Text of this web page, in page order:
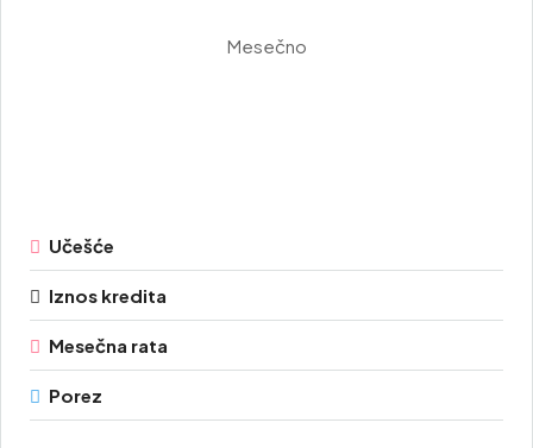
Mesečno
Učešće
Iznos kredita
Mesečna rata
Porez